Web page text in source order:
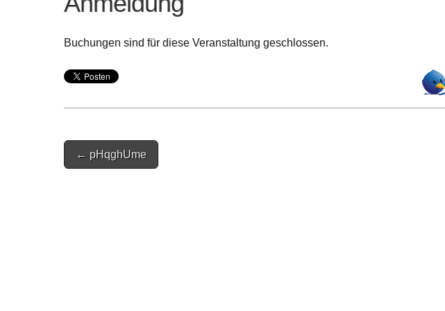
Buchungen sind für diese Veranstaltung geschlossen.
Post
navigation
← pHqghUme